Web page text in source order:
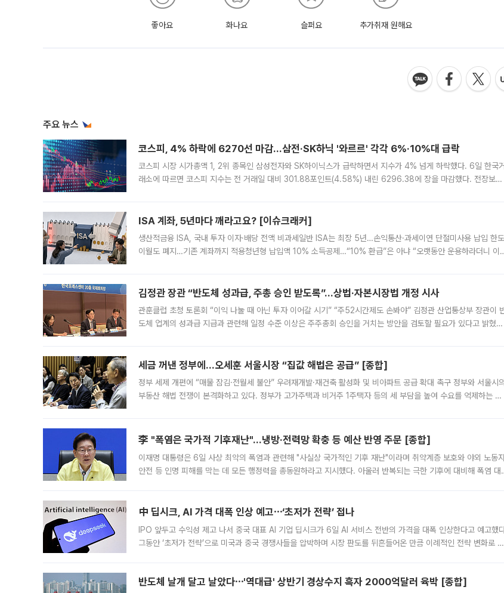
좋아요 화나요 슬퍼요 추가취재 원해요
주요 뉴스
코스피, 4% 하락에 6270선 마감…삼전·SK하닉 '와르르' 각각 6%·10%대 급락
코스피 시장 시가총액 1, 2위 종목인 삼성전자와 SK하이닉스가 급락하면서 지수가 4% 넘게 하락했다. 6일 한국거
래소에 따르면 코스피 지수는 전 거래일 대비 301.88포인트(4.58%) 내린 6296.38에 장을 마감했다. 전장보다
ISA 계좌, 5년마다 깨라고요? [이슈크래커]
생산적금융 ISA, 국내 투자 이자·배당 전액 비과세일반 ISA는 최장 5년…손익통산·과세이연 단절미사용 납입 한도
이월도 폐지…기존 계좌까지 적용청년형 납입액 10% 소득공제…“10% 환급”은 아냐 “오랫동안 운용하라더니 이
김정관 장관 “반도체 성과급, 주총 승인 받도록”…상법·자본시장법 개정 시사
관훈클럽 초청 토론회 “이익 나눌 때 아닌 투자 이어갈 시기” “주52시간제도 손봐야” 김정관 산업통상부 장관이
도체 업계의 성과급 지급과 관련해 일정 수준 이상은 주주총회 승인을 거치는 방안을 검토할 필요가 있다고 밝혔다.
세금 꺼낸 정부에…오세훈 서울시장 “집값 해법은 공급” [종합]
정부 세제 개편에 “매물 잠김·전월세 불안” 우려재개발·재건축 활성화 및 비아파트 공급 확대 촉구 정부와 서울시의
부동산 해법 전쟁이 본격화하고 있다. 정부가 고가주택과 비거주 1주택자 등의 세 부담을 높여 수요를 억제하는 카
李 "폭염은 국가적 기후재난"…냉방·전력망 확충 등 예산 반영 주문 [종합]
이재명 대통령은 6일 사상 최악의 폭염과 관련해 "사실상 국가적인 기후 재난"이라며 취약계층 보호와 야외 노동
안전 등 인명 피해를 막는 데 모든 행정력을 총동원하라고 지시했다. 아울러 반복되는 극한 기후에 대비해 폭염 대
中 딥시크, AI 가격 대폭 인상 예고⋯‘초저가 전략’ 접나
IPO 앞두고 수익성 제고 나서 중국 대표 AI 기업 딥시크가 6일 AI 서비스 전반의 가격을 대폭 인상한다고 예고했
그동안 ‘초저가 전략’으로 미국과 중국 경쟁사들을 압박하며 시장 판도를 뒤흔들어온 만큼 이례적인 전략 변화로 평
반도체 날개 달고 날았다⋯'역대급' 상반기 경상수지 흑자 2000억달러 육박 [종합]